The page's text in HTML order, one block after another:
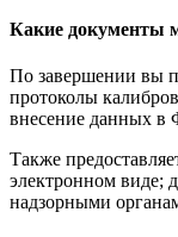
Какие документы
По завершении вы
протоколы
внесение данных
Также
электронном виде;
надзорными